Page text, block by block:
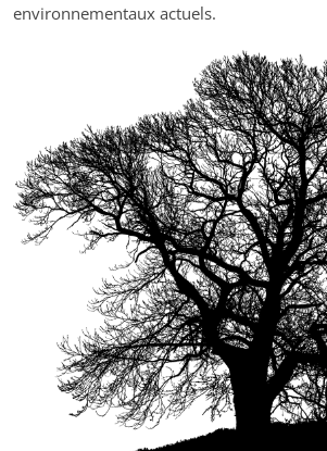
environnementaux actuels.